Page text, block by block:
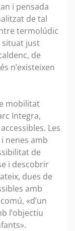
i pensada
de tal
termolúdic
situat just
de
n’existeixen
mobilitat
Integra,
Les
nenes amb
de
i descobrir
dues de
amb
«d’un
l’objectiu